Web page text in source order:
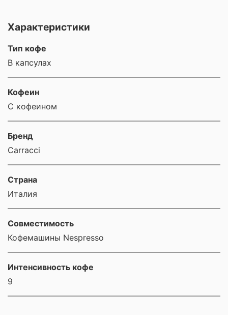
Характеристики
Тип кофе
В капсулах
Кофеин
С кофеином
Бренд
Carracci
Страна
Италия
Совместимость
Кофемашины Nespresso
Интенсивность кофе
9